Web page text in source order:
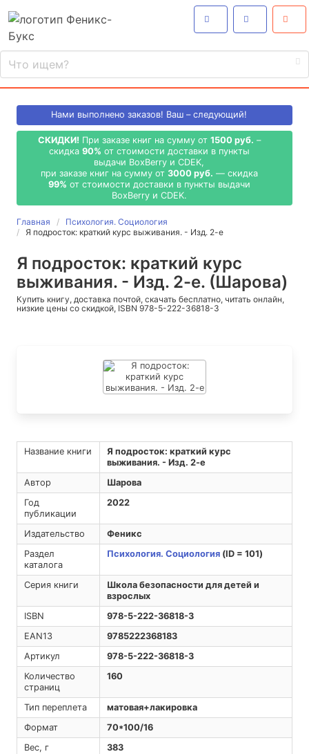
Нами выполнено заказов! Ваш – следующий!
СКИДКИ! При заказе книг на сумму от 1500 руб. –
скидка 90% от стоимости доставки в пункты
выдачи BoxBerry и CDEK,
при заказе книг на сумму от 3000 руб. — скидка
99% от стоимости доставки в пункты выдачи
BoxBerry и CDEK.
Главная
Психология. Социология
Я подросток: краткий курс выживания. - Изд. 2-е
Я подросток: краткий курс
выживания. - Изд. 2-е. (Шарова)
Купить книгу, доставка почтой, скачать бесплатно, читать онлайн,
низкие цены со скидкой, ISBN 978-5-222-36818-3
Название книги
Я подросток: краткий курс
выживания. - Изд. 2-е
Автор
Шарова
Год
публикации
2022
Издательство
Феникс
Раздел
каталога
Психология. Социология(ID = 101)
Серия книги
Школа безопасности для детей и
взрослых
ISBN
978-5-222-36818-3
EAN13
9785222368183
Артикул
978-5-222-36818-3
Количество
страниц
160
Тип переплета
матовая+лакировка
Формат
70*100/16
Вес, г
383